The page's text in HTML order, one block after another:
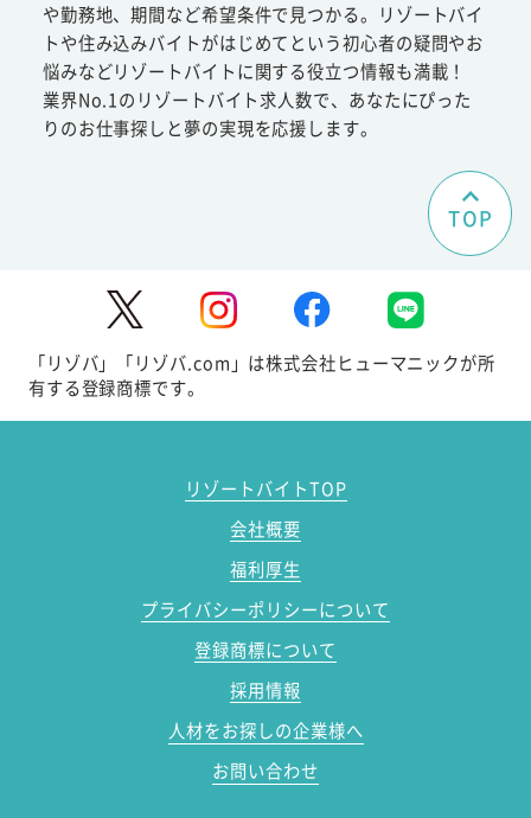
や勤務地、期間など希望条件で見つかる。リゾートバイ
トや住み込みバイトがはじめてという初心者の疑問やお
悩みなどリゾートバイトに関する役立つ情報も満載！
業界No.1のリゾートバイト求人数で、あなたにぴった
りのお仕事探しと夢の実現を応援します。
TOP
「リゾバ」「リゾバ.com」は株式会社ヒューマニックが所
有する登録商標です。
リゾートバイトTOP
会社概要
福利厚生
プライバシーポリシーについて
登録商標について
採用情報
人材をお探しの企業様へ
お問い合わせ